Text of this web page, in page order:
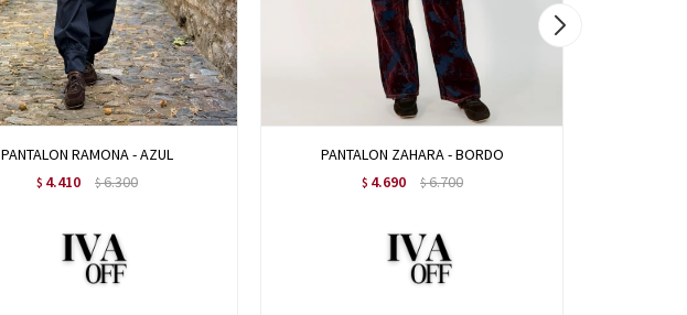
PANTALON RAMONA - AZUL
$ 4.410 $6.300
PANTALON ZAHARA - BORDO
$ 4.690 $6.700